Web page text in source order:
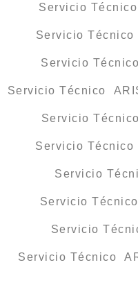
Servicio
Servicio
Servicio
Servicio Técnico
Servicio
Servicio
Servicio
Servicio
Servicio
Servicio Técnico